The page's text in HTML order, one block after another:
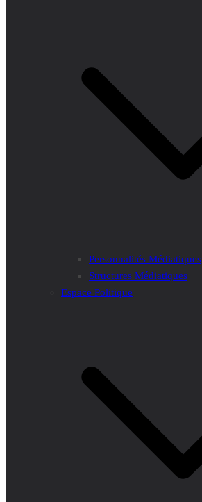
Personnalités Médiatiques
Structures Médiatiques
Espace Politique